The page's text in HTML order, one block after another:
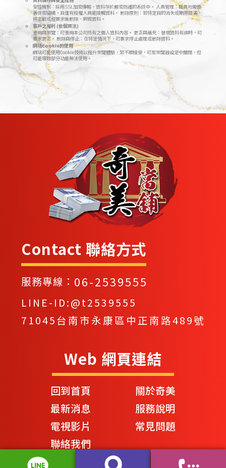
安控機制：採用SSL加密傳輸，資料存於嚴密防護的系統中。 人員管理：職員均需簽
署保密協議，且僅有授權人員能接觸資料。 刪除原則：若特定目的消失或期限屆滿，
將主動或經要求後刪除、銷毀資料。
客戶之權利 (依個資法)
查詢與瀏覽：可查詢本公司持有之個人資料內容。 更正與補充：發現資料有誤時，可
要求更正。 刪除與停止：在特定情況下，可要求停止處理或刪除資料。
網站Cookie的使用
網站可能使用Cookie技術以提升瀏覽體驗，若不願接受，可至瀏覽器設定中關閉，但
可能導致部分功能無法使用。
Contact 聯絡方式
服務專線： 06-2539555
LINE-ID:@t2539555
71045台南市永康區中正南路489號
Web 網頁連結
回到首頁
關於奇美
最新消息
服務說明
電視影片
常見問題
聯絡我們